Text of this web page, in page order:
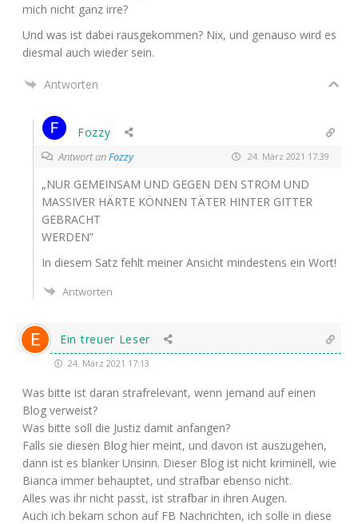
mich nicht ganz irre?
Und was ist dabei raus­ge­kom­men? Nix, und genau­so wird es
dies­mal auch wie­der sein.
Antworten
Fozzy
Antwort anFozzy 24. März 2021 17:39
„NUR GEMEINSAM UND GEGEN DEN STROM UND
MASSIVER HÄRTE KÖNNEN TÄTER HINTER GITTER
GEBRACHT
WERDEN”
In die­sem Satz fehlt mei­ner Ansicht min­des­tens ein Wort!
Antworten
Ein treuer Leser
24. März 2021 17:13
Was bit­te ist dar­an straf­re­le­vant, wenn jemand auf einen
Blog verweist?
Was bit­te soll die Jus­tiz damit anfangen?
Falls sie die­sen Blog hier meint, und davon ist aus­zu­ge­hen,
dann ist es blan­ker Unsinn. Die­ser Blog ist nicht kri­mi­nell, wie
Bian­ca immer behaup­tet, und straf­bar eben­so nicht.
Alles was ihr nicht passt, ist straf­bar in ihren Augen.
Auch ich bekam schon auf FB Nach­rich­ten, ich sol­le in die­se